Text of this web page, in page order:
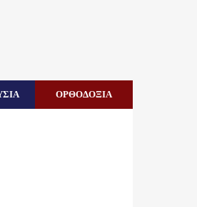
ΟΡΘΟΔΟΞΙΑ